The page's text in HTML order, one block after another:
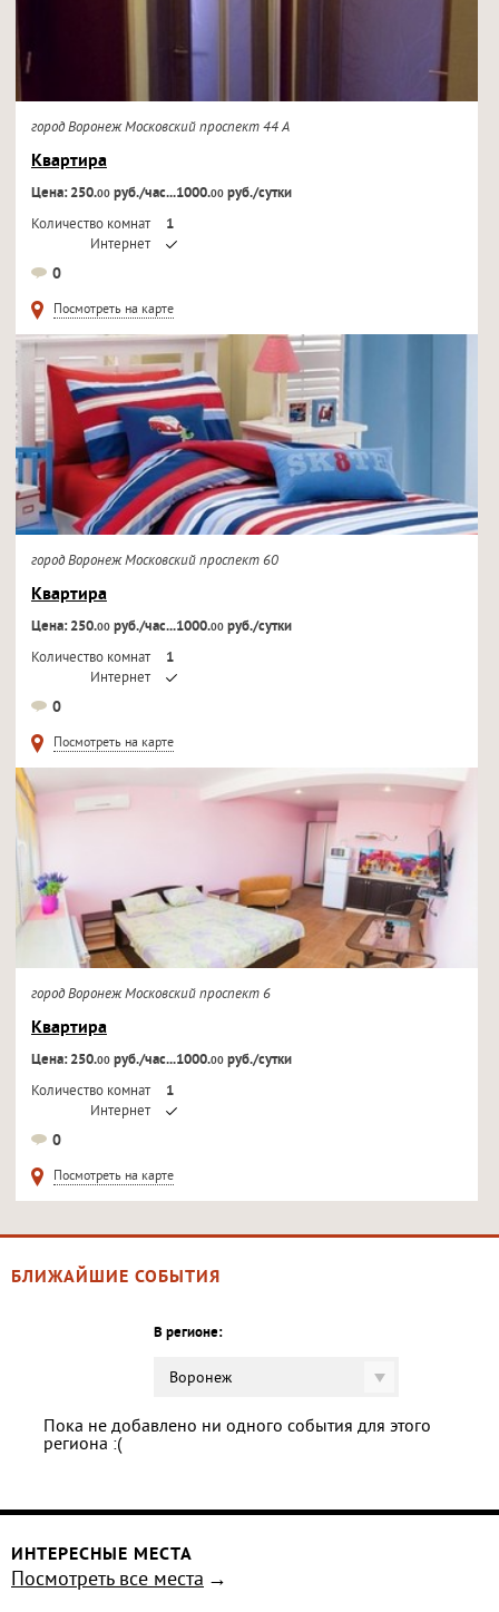
город Воронеж Московский проспект 44 А
Квартира
Цена: 250.00руб./час...1000.00руб./сутки
Количество комнат
1
Интернет
0
Посмотреть на карте
город Воронеж Московский проспект 60
Квартира
Цена: 250.00руб./час...1000.00руб./сутки
Количество комнат
1
Интернет
0
Посмотреть на карте
город Воронеж Московский проспект 6
Квартира
Цена: 250.00руб./час...1000.00руб./сутки
Количество комнат
1
Интернет
0
Посмотреть на карте
БЛИЖАЙШИЕ СОБЫТИЯ
В регионе:
Воронеж
Пока не добавлено ни одного события для этого
региона :(
ИНТЕРЕСНЫЕ МЕСТА
Посмотреть все места